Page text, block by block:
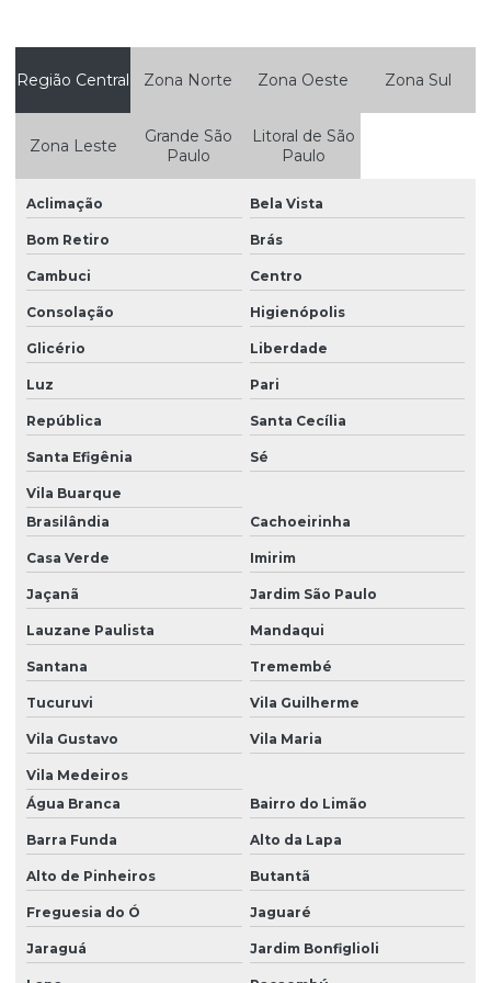
Suporte para coleta seletiva
Suporte extintor aço inox
Suporte extintor inox
Região Central Zona Norte Zona Oeste Zona Sul
Zona Leste
Grande São
Paulo
Litoral de São
Paulo
Aclimação Bela Vista
Bom Retiro Brás
Cambuci Centro
Consolação Higienópolis
Glicério Liberdade
Luz Pari
República Santa Cecília
Santa Efigênia Sé
Vila Buarque
Brasilândia
Cachoeirinha
Casa Verde Imirim
Jaçanã Jardim São Paulo
Lauzane Paulista Mandaqui
Santana Tremembé
Tucuruvi Vila Guilherme
Vila Gustavo Vila Maria
Vila Medeiros
Água Branca
Bairro do Limão
Barra Funda Alto da Lapa
Alto de Pinheiros Butantã
Freguesia do Ó Jaguaré
Jaraguá Jardim Bonfiglioli